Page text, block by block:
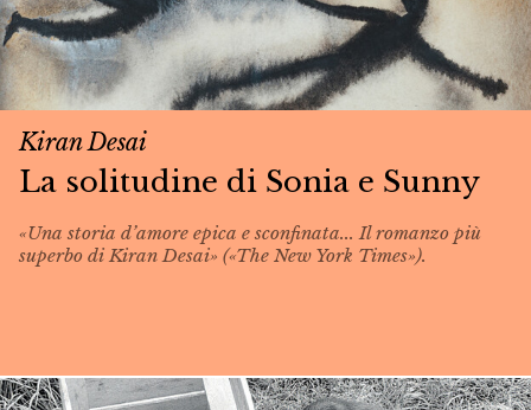
Kiran Desai
La solitudine di Sonia e Sunny
«Una storia d’amore epica e sconfinata... Il romanzo più
superbo di Kiran Desai» («The New York Times»).